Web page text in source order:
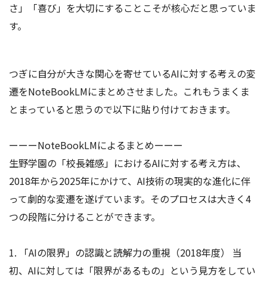
さ」「喜び」を大切にすることこそが核心だと思っていま
す。
つぎに自分が大きな関心を寄せているAIに対する考えの変
遷をNoteBookLMにまとめさせました。これもうまくま
とまっていると思うので以下に貼り付けておきます。
ーーーNoteBookLMによるまとめーーー
生野学園の「校長雑感」におけるAIに対する考え方は、
2018年から2025年にかけて、AI技術の現実的な進化に伴
って劇的な変遷を遂げています。そのプロセスは大きく4
つの段階に分けることができます。
1. 「AIの限界」の認識と読解力の重視（2018年度） 当
初、AIに対しては「限界があるもの」という見方をしてい